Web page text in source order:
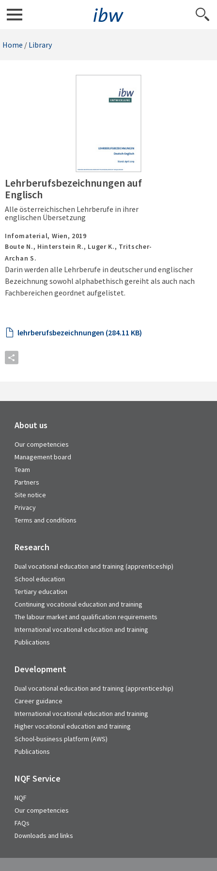
Home / Library
Lehrberufsbezeichnungen auf
Englisch
Alle österreichischen Lehrberufe in ihrer
englischen Übersetzung
Infomaterial, Wien, 2019
Boute N., Hinterstein R., Luger K., Tritscher-
Archan S.
Darin werden alle Lehrberufe in deutscher und englischer
Bezeichnung sowohl alphabethisch gereiht als auch nach
Fachbereichen geordnet aufgelistet.
lehrberufsbezeichnungen (284.11 KB)
About us
Our competencies
Management board
Team
Partners
Site notice
Privacy
Terms and conditions
Research
Dual vocational education and training (apprenticeship)
School education
Tertiary education
Continuing vocational education and training
The labour market and qualification requirements
International vocational education and training
Publications
Development
Dual vocational education and training (apprenticeship)
Career guidance
International vocational education and training
Higher vocational education and training
School-business platform (AWS)
Publications
NQF Service
NQF
Our competencies
FAQs
Downloads and links